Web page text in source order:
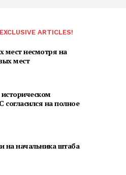
ARTICLES!
несмотря на
мест
на полное
на начальника штаба